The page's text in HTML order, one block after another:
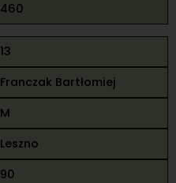
460
13
Franczak Bartłomiej
M
Leszno
90